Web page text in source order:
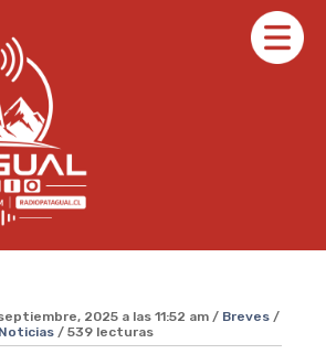
2025 a las 11:52 am / Breves /
Noticias / 539 lecturas